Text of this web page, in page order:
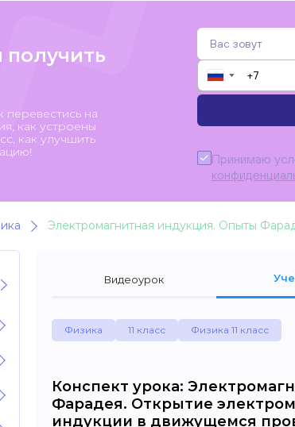
на
как устроены
как улучшить
▼
Принимаю
Видеоурок
Физика 11 класс Физика 11 класс
Конспект урока:
Фарадея. Открытие
индукции в движущемся